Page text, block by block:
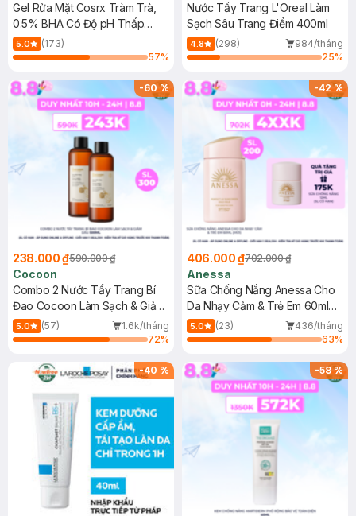
Gel Rửa Mặt Cosrx Tràm Trà,
0.5% BHA Có Độ pH Thấp
150ml
5.0
(173)
57%
Nước Tẩy Trang L'Oreal Làm
Sạch Sâu Trang Điểm 400ml
4.8 (298)
984/tháng
25%
-60%
238.000 ₫590.000 ₫
Cocoon
Combo 2 Nước Tẩy Trang Bí
Đao Cocoon Làm Sạch & Giảm
Dầu 500ml
5.0 (57)
1.6k/tháng
72%
-42%
406.000 ₫702.000 ₫
Anessa
Sữa Chống Nắng Anessa Cho
Da Nhạy Cảm & Trẻ Em 60ml
(Mới)
5.0 (23)
436/tháng
63%
-40 % -58%